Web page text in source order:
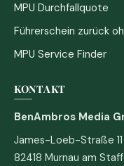
MPU Durchfallquote
Führerschein zurück
MPU Service Finder
KONTAKT
BenAmbros Media
James-Loeb-Straße 11
82418 Murnau am